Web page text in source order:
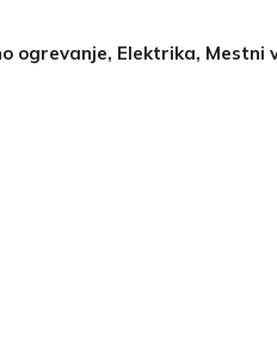
ogrevanje, Elektrika,